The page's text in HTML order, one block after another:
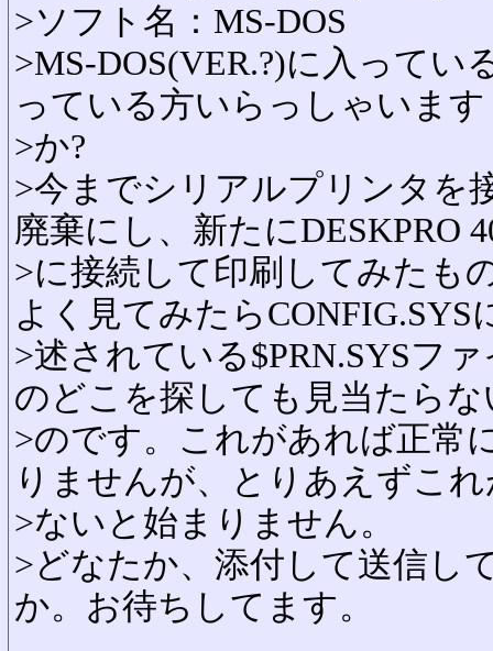
>ソフト名：MS-DOS
>MS-DOS(VER.?)に入ってい
っている方いらっしゃいます
>か?
>今までシリアルプリンタを
廃棄にし、新たにDESKPRO
>に接続して印刷してみたも
よく見てみたらCONFIG.SYS
>述されている$PRN.SYSフ
のどこを探しても見当たらな
>のです。これがあれば正常
りませんが、とりあえずこ
>ないと始まりません。
>どなたか、添付して送信し
か。お待ちしてます。